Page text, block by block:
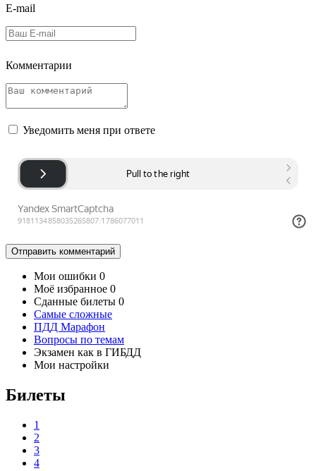
E-mail
Комментарии
Уведомить меня при ответе
Отправить комментарий
Мои ошибки 0
Моё избранное 0
Сданные билеты 0
Самые сложные
ПДД Марафон
Вопросы по темам
Экзамен как в ГИБДД
Мои настройки
Билеты
1
2
3
4